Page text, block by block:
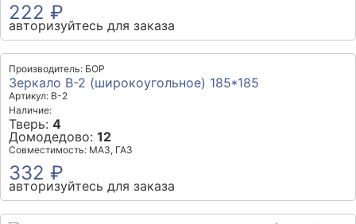
222 ₽
авторизуйтесь для заказа
Производитель: БОР
Зеркало В-2 (широкоугольное) 185*185
Артикул: В-2
Наличие:
Тверь: 4
Домодедово: 12
Совместимость: МАЗ, ГАЗ
332 ₽
авторизуйтесь для заказа